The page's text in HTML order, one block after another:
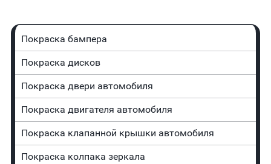
Покраска бампера
Покраска дисков
Покраска двери автомобиля
Покраска двигателя автомобиля
Покраска клапанной крышки автомобиля
Покраска колпака зеркала